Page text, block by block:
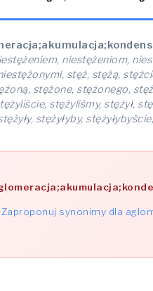
niestężeniom,
stęż, stężą,
stężone, stężonego,
stężyliśmy, stężył,
stężyłyby,
Zaproponuj synonimy dla